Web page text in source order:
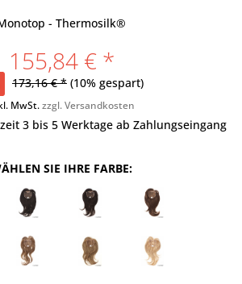
- Thermosilk®
155,84 € *
173,16 € * (10% gespart)
MwSt.zzgl. Versandkosten
3 bis 5 Werktage ab Zahlungseingang
SIE IHRE FARBE: